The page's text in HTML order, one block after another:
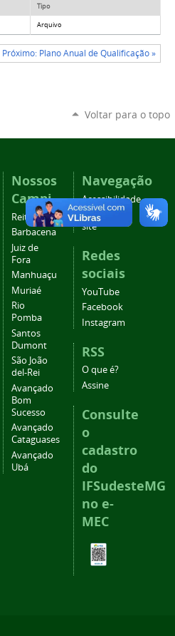
Tipo
Arquivo
Próximo: Plano Anual de Qualificação »
Voltar para o topo
Nossos
Campi
Reitoria
Barbacena
Juiz de
Fora
Manhuaçu
Muriaé
Rio
Pomba
Santos
Dumont
São João
del-Rei
Avançado
Bom
Sucesso
Avançado
Cataguases
Avançado
Ubá
Navegação
Acessibilidade
Mapa do
site
Redes
sociais
YouTube
Facebook
Instagram
RSS
O que é?
Assine
Consulte
o
cadastro
do
IFSudesteMG
no e-
MEC